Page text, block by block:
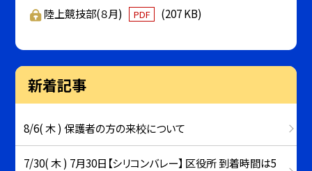
陸上競技部(８月) PDF (207 KB)
新着記事
8/6( 木 ) 保護者の方の来校について
7/30( 木 ) 7月30日【シリコンバレー】 区役所 到着時間は5